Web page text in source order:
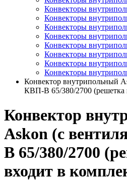
Конвекторы
Конвекторы
Конвекторы
Конвекторы
Конвекторы
Конвекторы
Конвекторы
Конвекторы
Конвектор внутрипольный
КВП-В 65/380/2700 (решетка
Конвектор
Askon (с
В 65/380/2700
входит в